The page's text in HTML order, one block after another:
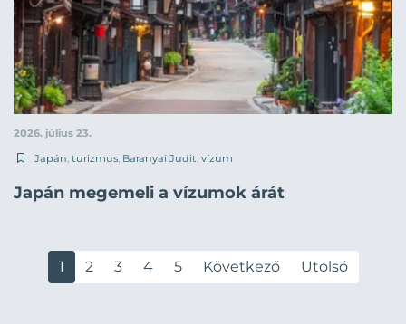
2026. július 23.
Japán, turizmus, Baranyai Judit, vízum
Japán megemeli a vízumok árát
1 2 3 4 5 Következő Utolsó